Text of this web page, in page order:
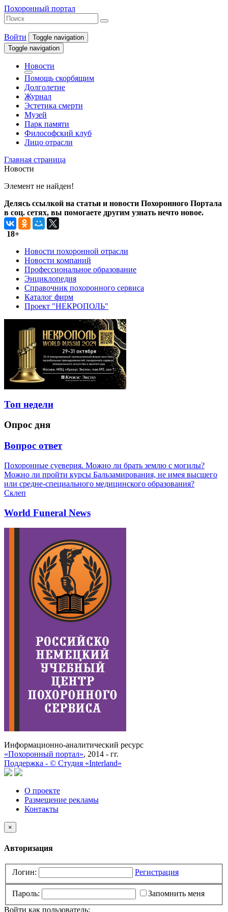
Похоронный портал
Войти
Toggle navigation
Toggle navigation
Новости
Помощь скорбящим
Долголетие
Журнал
Эстетика смерти
Музей
Парк памяти
Философский клуб
Лицо отрасли
Главная страница
Новости
Элемент не найден!
Делясь ссылкой на статьи и новости Похоронного Портала
в соц. сетях, вы помогаете другим узнать нечто новое.
18+
Новости похоронной отрасли
Новости компаний
Профессиональное образование
Энциклопедия
Справочник похоронного сервиса
Каталог фирм
Проект "НЕКРОПОЛЬ"
Топ недели
Опрос дня
Вопрос ответ
Похоронные суеверия. Можно ли брать землю с могилы?
Можно ли пройти курсы Бальзамирования, не имея высшего
или средне-специального медицинского образования?
Склеп
World Funeral News
Информационно-аналитический ресурс
«Похоронный портал», 2014 - гг.
Поддержка - © Cтудия «Interland»
О проекте
Размещение рекламы
Контакты
×
Авторизация
Логин: Регистрация
Пароль:
Запомнить меня
Войти как пользователь: